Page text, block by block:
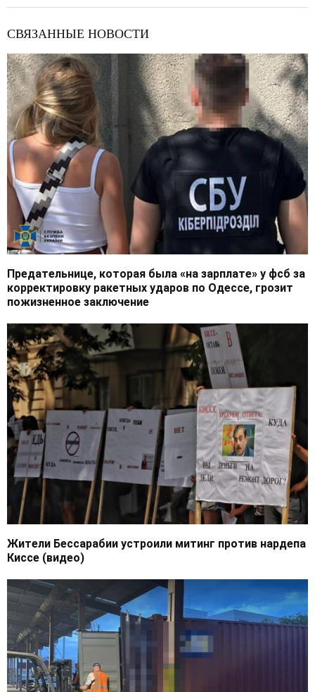
СВЯЗАННЫЕ НОВОСТИ
Предательнице, которая была «на зарплате» у фсб за
корректировку ракетных ударов по Одессе, грозит
пожизненное заключение
Жители Бессарабии устроили митинг против нардепа
Киссе (видео)